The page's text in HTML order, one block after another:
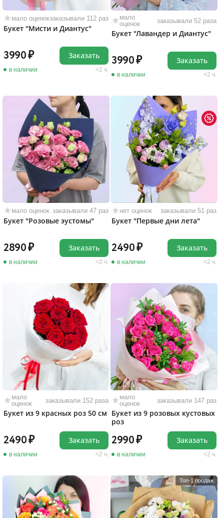
мало оценокзаказывали 112 раз
Букет "Мисти и Диантус"
3990
в наличии 2 ч.
Заказать
мало
оценок
заказывали 52 раза
Букет "Лавандер и Диантус"
3990
в наличии 2 ч.
Заказать
мало оценок заказывали 47 раз
Букет "Розовые эустомы"
2890
в наличии 2 ч.
Заказать
нет оценок заказывали 51 раз
Букет "Первые дни лета"
2490
в наличии 2 ч.
Заказать
мало
оценок
заказывали 152 раза
Букет из 9 красных роз 50 см
2490
в наличии 2 ч.
Заказать
мало
оценок
заказывали 147 раз
Букет из 9 розовых кустовых
роз
2990
в наличии 2 ч.
Заказать
Топ-1 продаж